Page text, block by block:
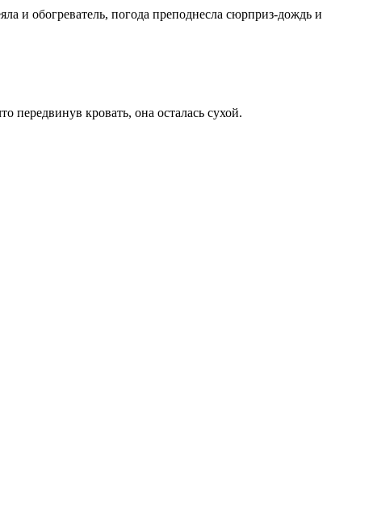
и обогреватель, погода преподнесла сюрприз-дождь и
передвинув кровать, она осталась сухой.